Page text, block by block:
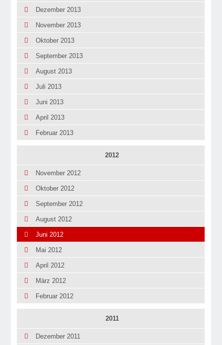
Dezember 2013
November 2013
Oktober 2013
September 2013
August 2013
Juli 2013
Juni 2013
April 2013
Februar 2013
2012
November 2012
Oktober 2012
September 2012
August 2012
Juni 2012
Mai 2012
April 2012
März 2012
Februar 2012
2011
Dezember 2011